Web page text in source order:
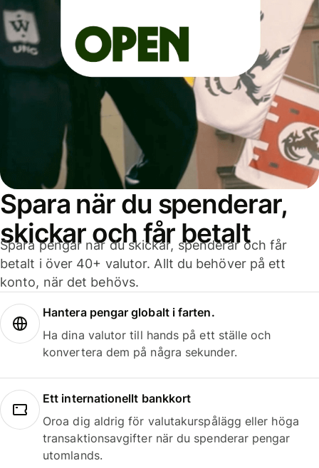
Spara när du spenderar,
skickar och får betalt
Spara pengar när du skickar, spenderar och får
betalt i över 40+ valutor. Allt du behöver på ett
konto, när det behövs.
Hantera pengar globalt i farten.
Ha dina valutor till hands på ett ställe och
konvertera dem på några sekunder.
Ett internationellt bankkort
Oroa dig aldrig för valutakurspålägg eller höga
transaktionsavgifter när du spenderar pengar
utomlands.